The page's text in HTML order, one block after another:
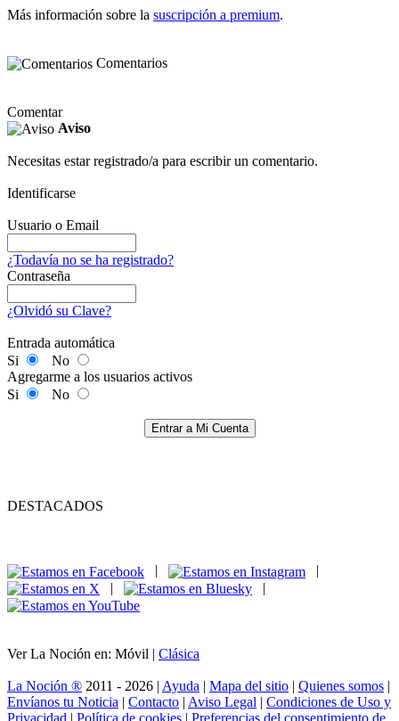
Más información sobre la suscripción a premium.
Comentarios
Comentar
Aviso
Necesitas estar registrado/a para escribir un comentario.
Identificarse
Usuario o Email
¿Todavía no se ha registrado?
Contraseña
¿Olvidó su Clave?
Entrada automática
Si
No
Agregarme a los usuarios activos
Si
No
Entrar a Mi Cuenta
DESTACADOS
|
|
Ver La Noción en: Móvil | Clásica
La Noción ® 2011 - 2026 | Ayuda | Mapa del sitio | Quienes somos |
Envíanos tu Noticia | Contacto | Aviso Legal | Condiciones de Uso y